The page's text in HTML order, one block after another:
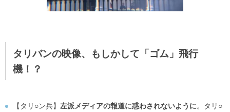
タリバンの映像、もしかして「ゴム」飛行
機！？
【タリ○ン兵】 左派メディアの報道に惑わされないように。タリ○